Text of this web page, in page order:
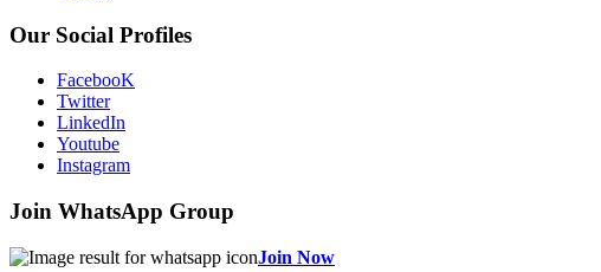
Our Social Profiles
FacebooK
Twitter
LinkedIn
Youtube
Instagram
Join WhatsApp Group
Join Now